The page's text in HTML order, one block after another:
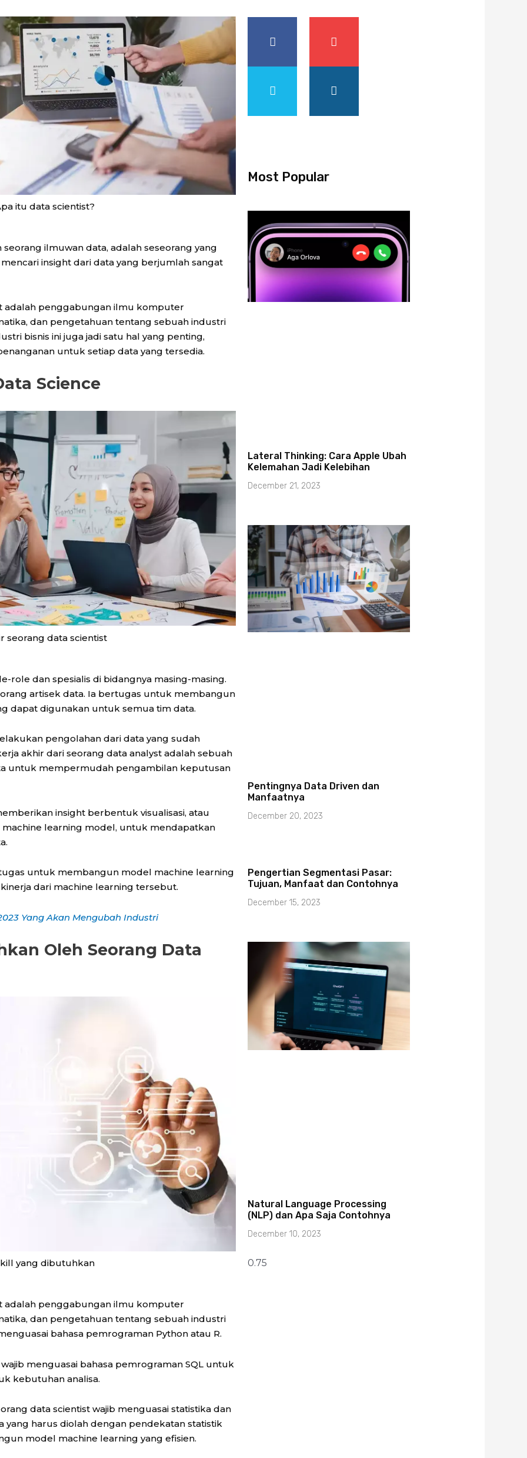
itu data scientist?
ilmuwan data, adalah seseorang yang
insight dari data yang berjumlah sangat
adalah penggabungan ilmu komputer
dan pengetahuan tentang sebuah industri
bisnis ini juga jadi satu hal yang penting,
untuk setiap data yang tersedia.
Science
seorang data scientist
role dan spesialis di bidangnya masing-masing.
artisek data. Ia bertugas untuk membangun
dapat digunakan untuk semua tim data.
pengolahan dari data yang sudah
akhir dari seorang data analyst adalah sebuah
untuk mempermudah pengambilan keputusan
insight berbentuk visualisasi, atau
learning model, untuk mendapatkan
untuk membangun model machine learning
dari machine learning tersebut.
Yang Akan Mengubah Industri
Oleh Seorang Data
yang dibutuhkan
adalah penggabungan ilmu komputer
dan pengetahuan tentang sebuah industri
bahasa pemrograman Python atau R.
menguasai bahasa pemrograman SQL untuk
kebutuhan analisa.
data scientist wajib menguasai statistika dan
yang harus diolah dengan pendekatan statistik
model machine learning yang efisien.
Most Popular
Lateral Thinking: Cara Apple Ubah
Kelemahan Jadi Kelebihan
December 21, 2023
Pentingnya Data Driven dan
Manfaatnya
December 20, 2023
Pengertian Segmentasi Pasar:
Tujuan, Manfaat dan Contohnya
December 15, 2023
Natural Language Processing
(NLP) dan Apa Saja Contohnya
December 10, 2023